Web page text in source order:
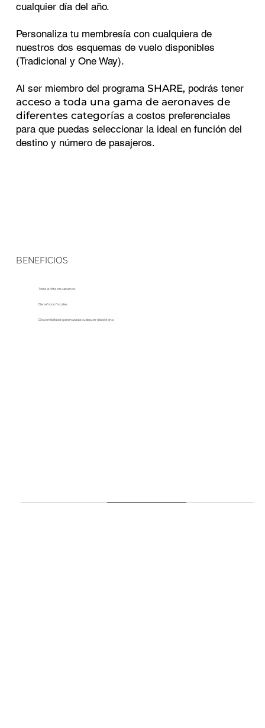
BENEFICIOS
Toda la flota a tu alcance.
Beneficios fiscales.
Disponibilidad garantizada cualquier día del año.
cualquier día del año.
Personaliza tu membresía con cualquiera de
nuestros dos esquemas de vuelo disponibles
(Tradicional y One Way).
Al ser miembro del programa SHARE, podrás tener
acceso a toda una gama de aeronaves de
diferentes categorías a costos preferenciales
para que puedas seleccionar la ideal en función del
destino y número de pasajeros.